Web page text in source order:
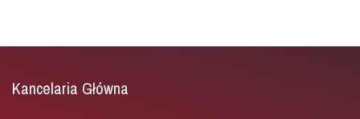
Kancelaria Główna